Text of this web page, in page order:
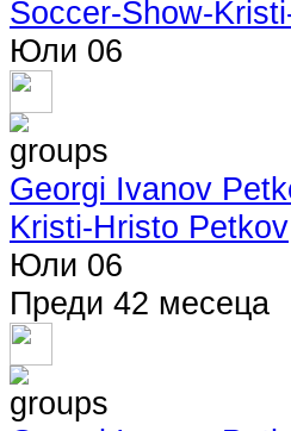
Soccer-Show-
Юли 06
Georgi Ivanov
Kristi-Hristo Petkov
Юли 06
Преди 42 месеца